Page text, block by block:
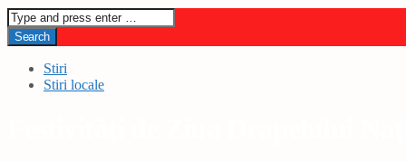
Stiri
Stiri locale